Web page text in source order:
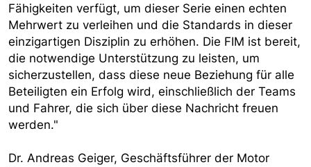
Fähigkeiten verfügt, um dieser Serie einen echten
Mehrwert zu verleihen und die Standards in dieser
einzigartigen Disziplin zu erhöhen. Die FIM ist bereit,
die notwendige Unterstützung zu leisten, um
sicherzustellen, dass diese neue Beziehung für alle
Beteiligten ein Erfolg wird, einschließlich der Teams
und Fahrer, die sich über diese Nachricht freuen
werden."
Dr. Andreas Geiger, Geschäftsführer der Motor